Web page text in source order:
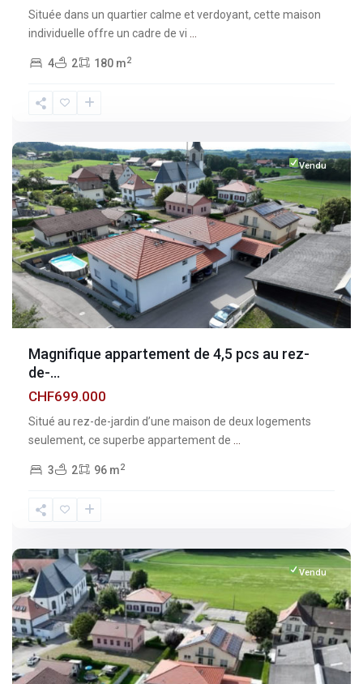
Située dans un quartier calme et verdoyant, cette maison
individuelle offre un cadre de vi
4 2 180 m2
Fribourg ,
devant-
Vendu
Magnifique appartement de 4,5 pcs au rez-
de-...
CHF699.000
Situé au rez-de-jardin d’une maison de deux logements
seulement, ce superbe appartement de
3 2 96 m2
Fribourg ,
devant-
Vendu